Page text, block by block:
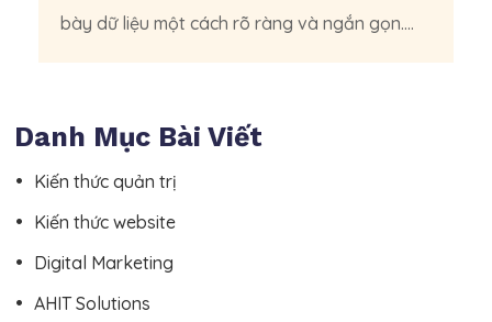
bày dữ liệu một cách rõ ràng và ngắn gọn....
Danh Mục Bài Viết
Kiến thức quản trị
Kiến thức website
Digital Marketing
AHIT Solutions